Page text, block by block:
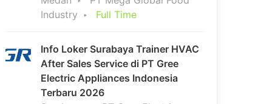
Industry
Full Time
Info Loker Surabaya Trainer HVAC
After Sales Service di PT Gree
Electric Appliances Indonesia
Terbaru 2026